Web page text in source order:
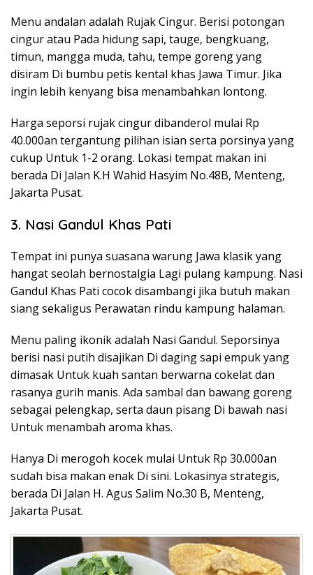
Menu andalan adalah Rujak Cingur. Berisi potongan
cingur atau Pada hidung sapi, tauge, bengkuang,
timun, mangga muda, tahu, tempe goreng yang
disiram Di bumbu petis kental khas Jawa Timur. Jika
ingin lebih kenyang bisa menambahkan lontong.
Harga seporsi rujak cingur dibanderol mulai Rp
40.000an tergantung pilihan isian serta porsinya yang
cukup Untuk 1-2 orang. Lokasi tempat makan ini
berada Di Jalan K.H Wahid Hasyim No.48B, Menteng,
Jakarta Pusat.
3. Nasi Gandul Khas Pati
Tempat ini punya suasana warung Jawa klasik yang
hangat seolah bernostalgia Lagi pulang kampung. Nasi
Gandul Khas Pati cocok disambangi jika butuh makan
siang sekaligus Perawatan rindu kampung halaman.
Menu paling ikonik adalah Nasi Gandul. Seporsinya
berisi nasi putih disajikan Di daging sapi empuk yang
dimasak Untuk kuah santan berwarna cokelat dan
rasanya gurih manis. Ada sambal dan bawang goreng
sebagai pelengkap, serta daun pisang Di bawah nasi
Untuk menambah aroma khas.
Hanya Di merogoh kocek mulai Untuk Rp 30.000an
sudah bisa makan enak Di sini. Lokasinya strategis,
berada Di Jalan H. Agus Salim No.30 B, Menteng,
Jakarta Pusat.